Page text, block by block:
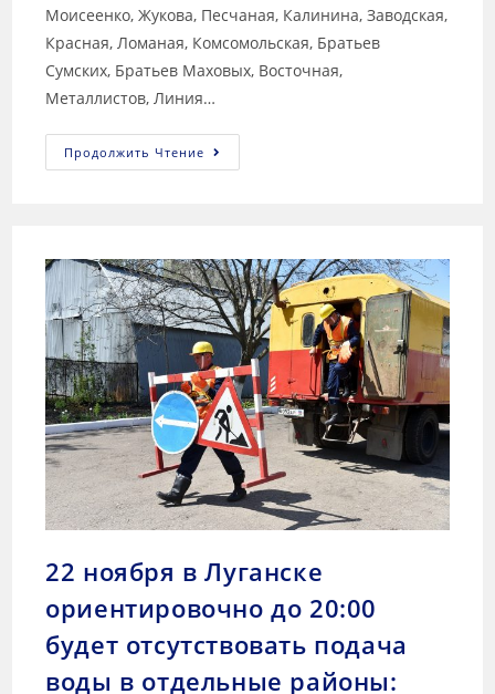
Моисеенко, Жукова, Песчаная, Калинина, Заводская,
Красная, Ломаная, Комсомольская, Братьев
Сумских, Братьев Маховых, Восточная,
Металлистов, Линия…
Продолжить Чтение
22 ноября в Луганске
ориентировочно до 20:00
будет отсутствовать подача
воды в отдельные районы: